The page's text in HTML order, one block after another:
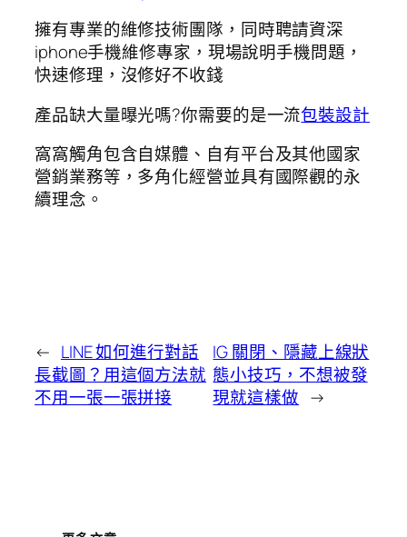
擁有專業的維修技術團隊，同時聘請資深
iphone手機維修專家，現場說明手機問題，
快速修理，沒修好不收錢
產品缺大量曝光嗎?你需要的是一流包裝設計
窩窩觸角包含自媒體、自有平台及其他國家
營銷業務等，多角化經營並具有國際觀的永
續理念。
← LINE 如何進行對話
長截圖？用這個方法就
不用一張一張拼接
IG 關閉、隱藏上線狀
態小技巧，不想被發
現就這樣做 →